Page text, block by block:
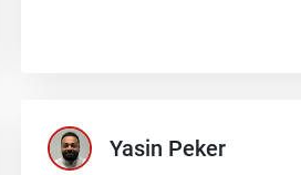
Yasin Peker